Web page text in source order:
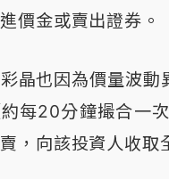
價金或賣出證券。
晶也因為價量波
每20分鐘撮合一
，向該投資人收取